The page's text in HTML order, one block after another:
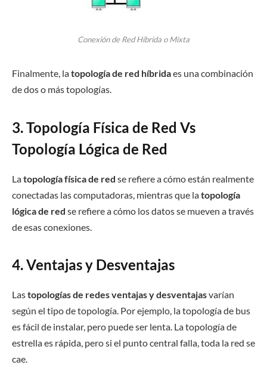
Conexión de Red Híbrida o Mixta
Finalmente, latopología de red híbridaes una combinación
de dos o más topologías.
3. Topología Física de Red Vs
Topología Lógica de Red
Latopología física de red se refiere a cómo están realmente
conectadas las computadoras, mientras que latopología
lógica de red se refiere a cómo los datos se mueven a través
de esas conexiones.
4. Ventajas y Desventajas
Lastopologías de redes ventajas y desventajasvarían
según el tipo de topología. Por ejemplo, la topología de bus
es fácil de instalar, pero puede ser lenta. La topología de
estrella es rápida, pero si el punto central falla, toda la red se
cae.